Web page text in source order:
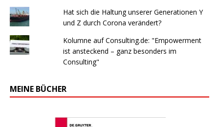
Hat sich die Haltung unserer Generationen Y
und Z durch Corona verändert?
Kolumne auf Consulting.de: "Empowerment
ist ansteckend – ganz besonders im
Consulting"
MEINE BÜCHER